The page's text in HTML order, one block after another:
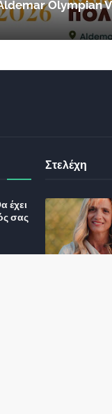
Olympian
έχει
σας
Στελέχη